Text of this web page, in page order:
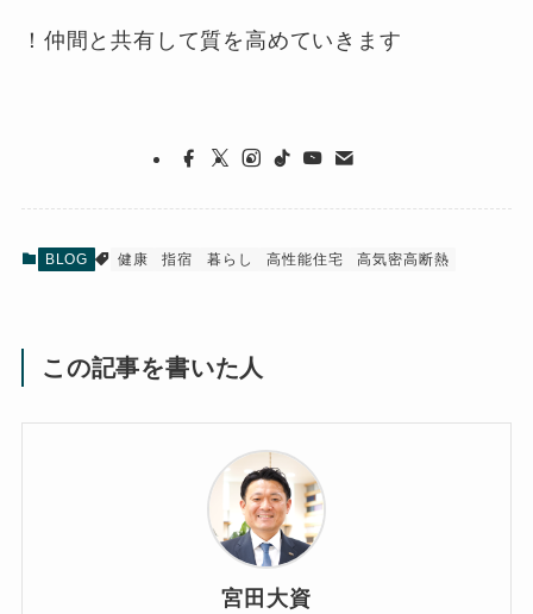
！仲間と共有して質を高めていきます
BLOG 健康 指宿 暮らし 高性能住宅 高気密高断熱
この記事を書いた人
宮田大資